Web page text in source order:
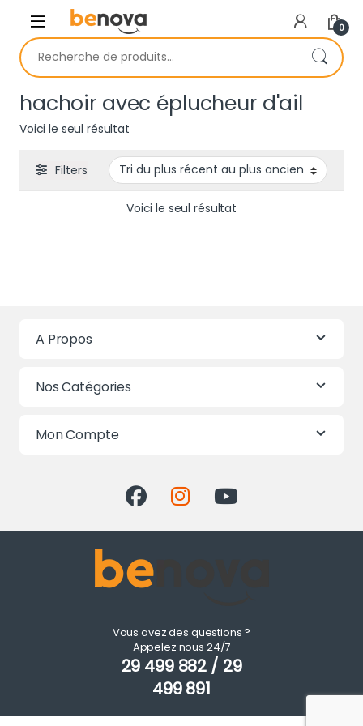
Skip to navigation
Skip to content
0
Recherche pour :
hachoir avec éplucheur d'ail
Voici le seul résultat
Filters
Voici le seul résultat
A Propos
Nos Catégories
Mon Compte
Vous avez des questions ?
Appelez nous 24/7
29 499 882 / 29
499 891